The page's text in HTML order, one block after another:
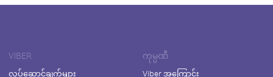
VIBER
လုပ်ဆောင်ချက်များ
ကုမ္ပဏီ
Viber အကြောင်း